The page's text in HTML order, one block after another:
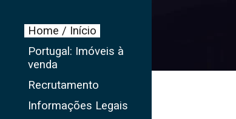
Home / Início
Portugal: Imóveis à
venda
Recrutamento
Informações Legais